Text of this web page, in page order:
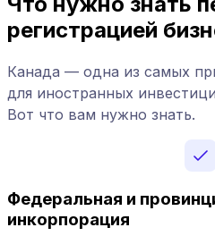
регистрацией
Канада — одна из самых
для иностранных
Вот что вам нужно знать.
Федеральная и
инкорпорация